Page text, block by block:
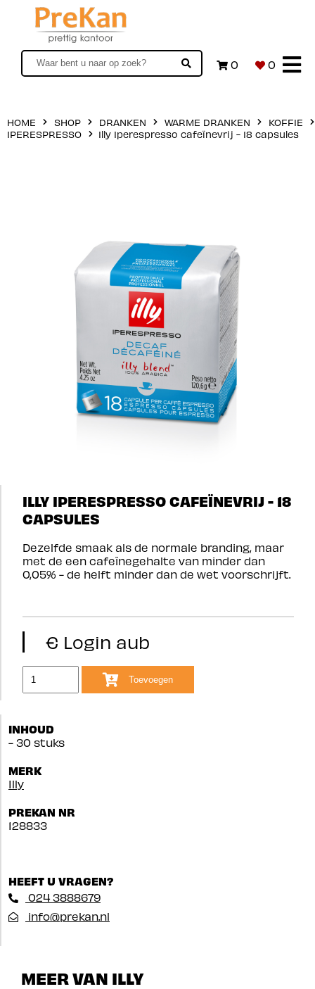
0 0
HOME SHOP DRANKEN WARME DRANKEN
KOFFIE
IPERESPRESSO
Illy Iperespresso cafeïnevrij - 18 capsules
ILLY IPERESPRESSO CAFEÏNEVRIJ - 18
CAPSULES
Dezelfde smaak als de normale branding, maar
met de een cafeïnegehalte van minder dan
0,05% - de helft minder dan de wet voorschrijft.
€ Login aub
Toevoegen
INHOUD
- 30 stuks
MERK
Illy
PREKAN NR
128833
HEEFT U VRAGEN?
024 3888679
info@prekan.nl
MEER VAN ILLY